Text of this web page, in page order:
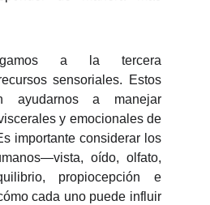
a la tercera
sensoriales. Estos
ayudarnos a manejar
y emocionales de
importante considerar los
oído, olfato,
propiocepción e
cada uno puede influir